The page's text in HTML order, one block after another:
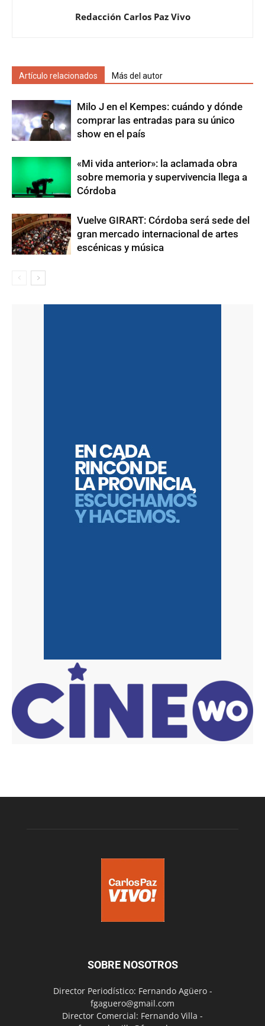
Redacción Carlos Paz Vivo
Artículo relacionados Más del autor
Milo J en el Kempes: cuándo y dónde
comprar las entradas para su único
show en el país
«Mi vida anterior»: la aclamada obra
sobre memoria y supervivencia llega a
Córdoba
Vuelve GIRART: Córdoba será sede del
gran mercado internacional de artes
escénicas y música
SOBRE NOSOTROS
Director Periodístico: Fernando Agüero -
fgaguero@gmail.com
Director Comercial: Fernando Villa -